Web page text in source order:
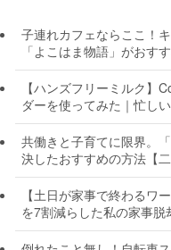
子連れカフェならここ！
「よこはま物語」がおす
【ハンズフリーミルク】
ダーを使ってみた｜忙し
共働きと子育てに限界。
決したおすすめの方法【二
【土日が家事で終わるワ
を7割減らした私の家事脱